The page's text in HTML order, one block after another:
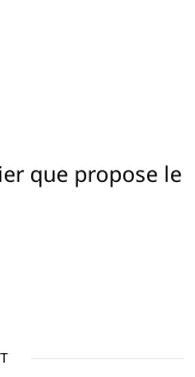
que propose le